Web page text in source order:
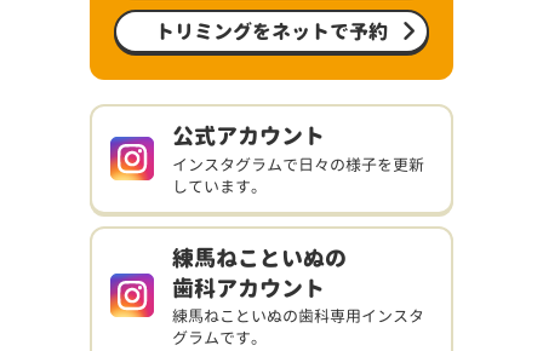
トリミングをネットで予約
公式アカウント
インスタグラムで日々の様子を更新
しています。
練馬ねこといぬの
歯科アカウント
練馬ねこといぬの歯科専用インスタ
グラムです。